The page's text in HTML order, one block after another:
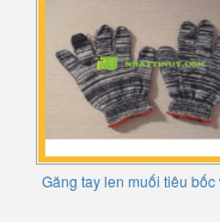
Găng tay len muối tiêu bốc